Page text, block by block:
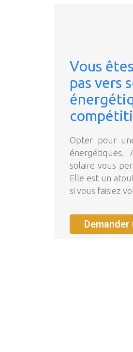
Vous
pas vers
Opter pour
énergétiques.
solaire vous
Elle est un
si vous faisiez
Demander